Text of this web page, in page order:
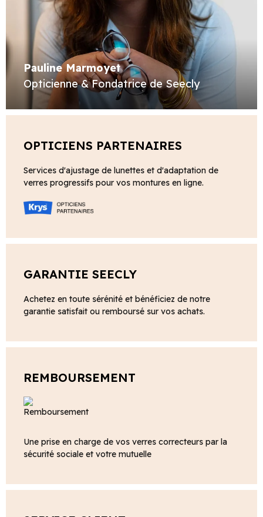
Pauline Marmoyet
Opticienne & Fondatrice de Seecly
OPTICIENS PARTENAIRES
Services d'ajustage de lunettes et d'adaptation de
verres progressifs pour vos montures en ligne.
GARANTIE SEECLY
Achetez en toute sérénité et bénéficiez de notre
garantie satisfait ou remboursé sur vos achats.
REMBOURSEMENT
Une prise en charge de vos verres correcteurs par la
sécurité sociale et votre mutuelle